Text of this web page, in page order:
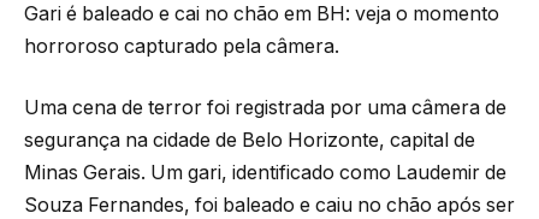
Gari é baleado e cai no chão em BH: veja o momento
horroroso capturado pela câmera.
Uma cena de terror foi registrada por uma câmera de
segurança na cidade de Belo Horizonte, capital de
Minas Gerais. Um gari, identificado como Laudemir de
Souza Fernandes, foi baleado e caiu no chão após ser